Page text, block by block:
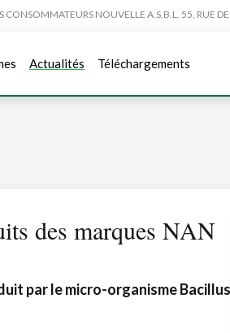
NOUVELLE A.S.B.L. 55, RUE
Actualités Téléchargements
des marques NAN
par le micro-organisme Bacillus